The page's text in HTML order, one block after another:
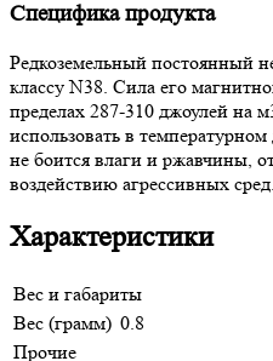
Специфика продукта
Редкоземельный постоянный
классу N38. Сила его
пределах 287-310 джоулей на
использовать в
не боится влаги и ржавчины,
воздействию агрессивных сред.
Характеристики
Вес и габариты
Вес (грамм) 0.8
Прочие